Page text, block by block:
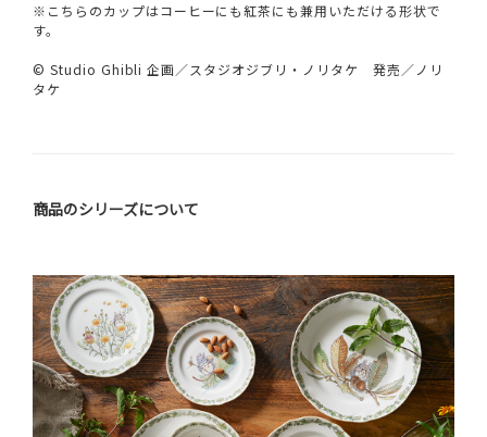
※こちらのカップはコーヒーにも紅茶にも兼用いただける形状で
す。
© Studio Ghibli 企画／スタジオジブリ・ノリタケ 発売／ノリ
タケ
商品のシリーズについて